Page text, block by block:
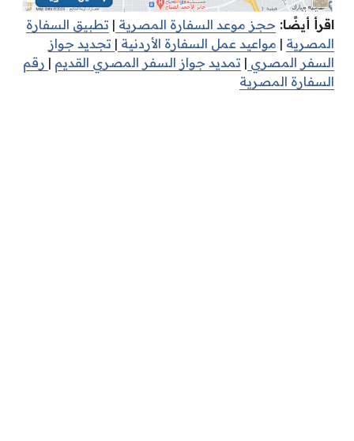
اقرأ أيضًا: حجز موعد السفارة المصرية | تطبيق السفارة
المصرية | مواعيد عمل السفارة الأردنية | تجديد جواز
السفر المصري | تمديد جواز السفر المصري القديم | رقم
السفارة المصرية